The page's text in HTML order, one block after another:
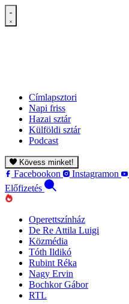
Címlapsztori
Napi friss
Hazai sztár
Külföldi sztár
Podcast
Kövess minket!
Facebookon Instagramon
Előfizetés
Operettszínház
De Re Attila Luigi
Közmédia
Tóth Ildikó
Rubint Réka
Nagy Ervin
Bochkor Gábor
RTL